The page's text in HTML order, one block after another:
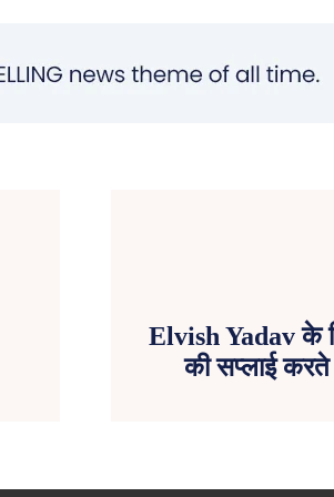
Elvish Yadav के
की सप्लाई करते